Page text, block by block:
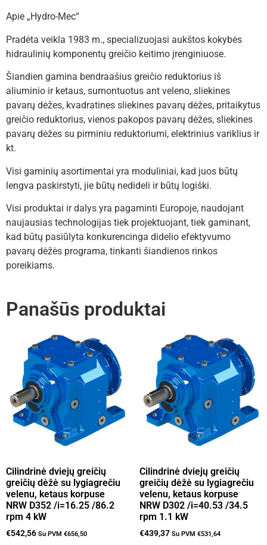
Apie „Hydro-Mec“
Pradėta veikla 1983 m., specializuojasi aukštos kokybės
hidraulinių komponentų greičio keitimo įrenginiuose.
Šiandien gamina bendraašius greičio reduktorius iš
aliuminio ir ketaus, sumontuotus ant veleno, sliekines
pavarų dėžes, kvadratines sliekines pavarų dėžes, pritaikytus
greičio reduktorius, vienos pakopos pavarų dėžes, sliekines
pavarų dėžes su pirminiu reduktoriumi, elektrinius variklius ir
kt.
Visi gaminių asortimentai yra moduliniai, kad juos būtų
lengva paskirstyti, jie būtų nedideli ir būtų logiški.
Visi produktai ir dalys yra pagaminti Europoje, naudojant
naujausias technologijas tiek projektuojant, tiek gaminant,
kad būtų pasiūlyta konkurencinga didelio efektyvumo
pavarų dėžės programa, tinkanti šiandienos rinkos
poreikiams.
Panašūs produktai
Cilindrinė dviejų greičių
greičių dėžė su lygiagrečiu
velenu, ketaus korpuse
NRW D352 /i=16.25 /86.2
rpm 4 kW
€542,56 Su PVM €656,50
Cilindrinė dviejų greičių
greičių dėžė su lygiagrečiu
velenu, ketaus korpuse
NRW D302 /i=40.53 /34.5
rpm 1.1 kW
€439,37 Su PVM €531,64